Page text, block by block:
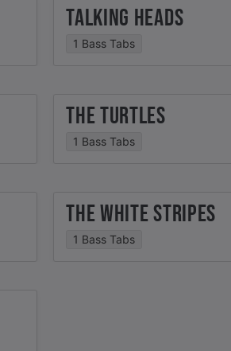
TALKING HEADS
1 Bass Tabs
THE TURTLES
1 Bass Tabs
THE WHITE STRIPES
1 Bass Tabs